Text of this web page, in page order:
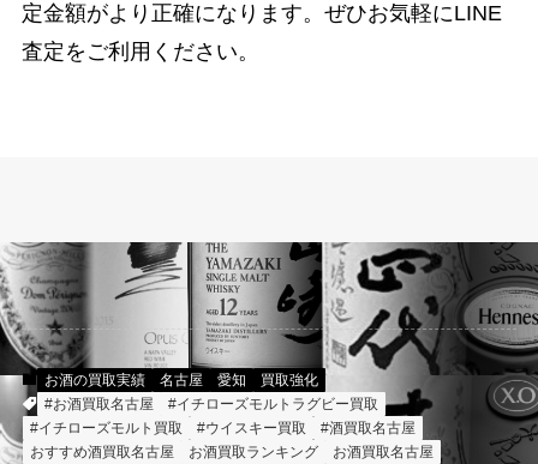
定金額がより正確になります。ぜひお気軽にLINE
査定をご利用ください。
お酒の買取実績 名古屋 愛知
買取強化
#お酒買取名古屋
#イチローズモルトラグビー買取
#イチローズモルト買取
#ウイスキー買取
#酒買取名古屋
おすすめ酒買取名古屋
お酒買取ランキング
お酒買取名古屋